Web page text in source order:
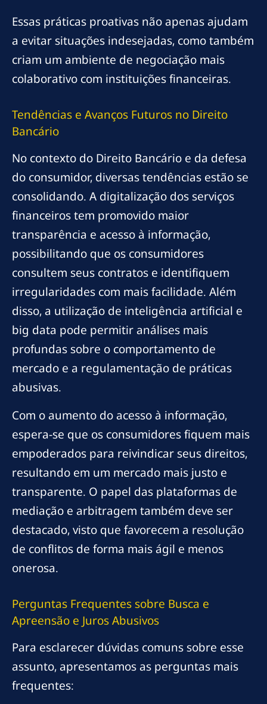
Essas práticas proativas não apenas ajudam
a evitar situações indesejadas, como também
criam um ambiente de negociação mais
colaborativo com instituições financeiras.
Tendências e Avanços Futuros no Direito
Bancário
No contexto do Direito Bancário e da defesa
do consumidor, diversas tendências estão se
consolidando. A digitalização dos serviços
financeiros tem promovido maior
transparência e acesso à informação,
possibilitando que os consumidores
consultem seus contratos e identifiquem
irregularidades com mais facilidade. Além
disso, a utilização de inteligência artificial e
big data pode permitir análises mais
profundas sobre o comportamento de
mercado e a regulamentação de práticas
abusivas.
Com o aumento do acesso à informação,
espera-se que os consumidores fiquem mais
empoderados para reivindicar seus direitos,
resultando em um mercado mais justo e
transparente. O papel das plataformas de
mediação e arbitragem também deve ser
destacado, visto que favorecem a resolução
de conflitos de forma mais ágil e menos
onerosa.
Perguntas Frequentes sobre Busca e
Apreensão e Juros Abusivos
Para esclarecer dúvidas comuns sobre esse
assunto, apresentamos as perguntas mais
frequentes: